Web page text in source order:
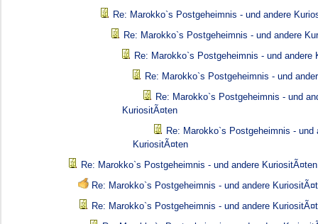
Re: Marokko`s Postgeheimnis - und andere
Re: Marokko`s Postgeheimnis - und andere
Re: Marokko`s Postgeheimnis - und andere
Re: Marokko`s Postgeheimnis - und
Re: Marokko`s Postgeheimnis - und
KuriositÃ¤ten
Re: Marokko`s Postgeheimnis - und
KuriositÃ¤ten
Re: Marokko`s Postgeheimnis - und andere KuriositÃ¤ten
Re: Marokko`s Postgeheimnis - und andere
Re: Marokko`s Postgeheimnis - und andere